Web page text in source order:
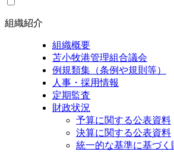
組織紹介
組織概要
苫小牧港管理組合議会
例規類集（条例や規則等）
人事・採用情報
定期監査
財政状況
予算に関する公表資料
決算に関する公表資料
統一的な基準に基づ